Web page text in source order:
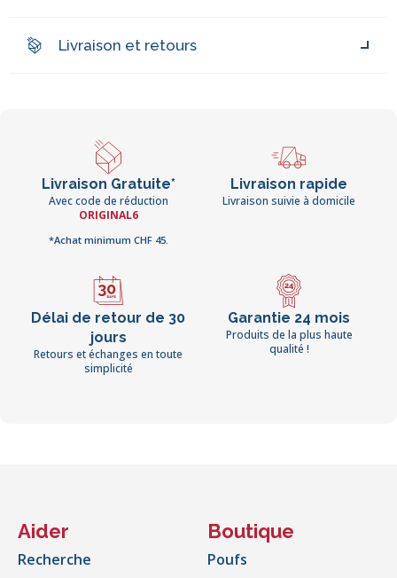
Livraison et retours
Livraison Gratuite*
Avec code de réduction
ORIGINAL6
*Achat minimum CHF 45.
Livraison rapide
Livraison suivie à domicile
Délai de retour de 30
jours
Retours et échanges en toute
simplicité
Garantie 24 mois
Produits de la plus haute
qualité !
Aider
Recherche
Boutique
Poufs